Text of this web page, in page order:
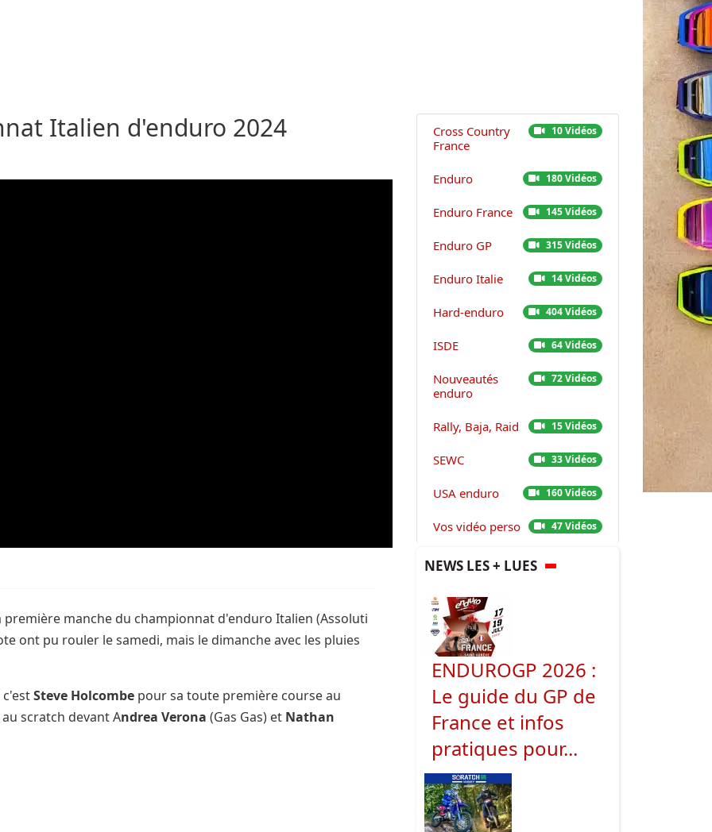
Italien d'enduro 2024
première manche du championnat d'enduro Italien (Assoluti
ont pu rouler le samedi, mais le dimanche avec les pluies
Steve Holcombe pour sa toute première course au
scratch devant Andrea Verona (Gas Gas) et Nathan
10 Vidéos
Cross Country
France
180 Vidéos
Enduro
145 Vidéos
Enduro France
315 Vidéos
Enduro GP
14 Vidéos
Enduro Italie
404 Vidéos
Hard-enduro
64 Vidéos
ISDE
72 Vidéos
Nouveautés
enduro
15 Vidéos
Rally, Baja, Raid
33 Vidéos
SEWC
160 Vidéos
USA enduro
47 Vidéos
Vos vidéo perso
NEWS LES + LUES
ENDUROGP 2026 :
Le guide du GP de
France et infos
pratiques pour...